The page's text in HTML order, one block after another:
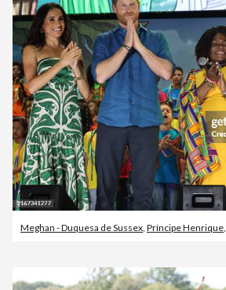
Meghan - Duquesa de Sussex, Príncipe Henrique,